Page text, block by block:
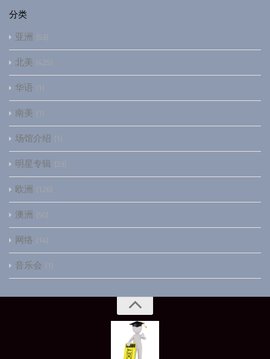
分类
亚洲 53
北美 425
华语 1
南美 1
场馆介绍 1
明星专辑 23
欧洲 126
澳洲 50
网络 14
音乐会 1